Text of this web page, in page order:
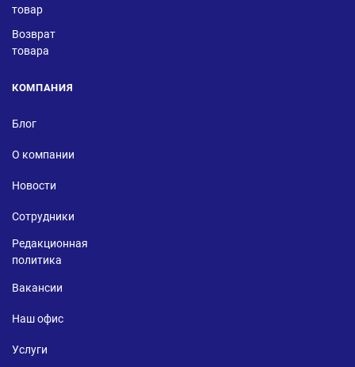
товар
Возврат
товара
КОМПАНИЯ
Блог
О компании
Новости
Сотрудники
Редакционная
политика
Вакансии
Наш офис
Услуги